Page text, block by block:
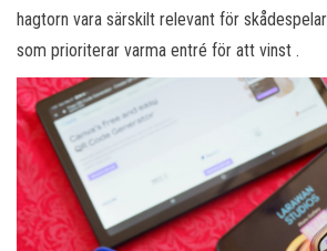
hagtorn vara särskilt relevant för
som prioriterar varma entré för att vinst .